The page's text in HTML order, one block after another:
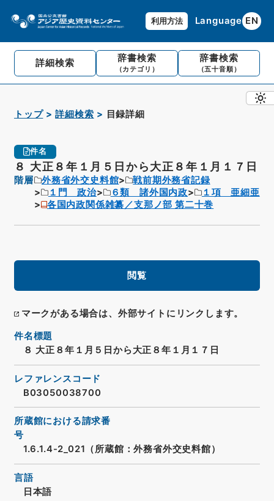
利用方法 Language EN
詳細検索 辞書検索
（カテゴリ）
辞書検索
（五十音順）
トップ 詳細検索 目録詳細
件名
８ 大正８年１月５日から大正８年１月１７日
階層 外務省外交史料館
戦前期外務省記録
１門 政治
６類 諸外国内政
１項 亜細亜
各国内政関係雑纂／支那ノ部 第二十巻
閲覧
マークがある場合は、外部サイトにリンクします。
件名標題
８ 大正８年１月５日から大正８年１月１７日
レファレンスコード
B03050038700
所蔵館における請求番
号
1.6.1.4-2_021（所蔵館：外務省外交史料館）
言語
日本語